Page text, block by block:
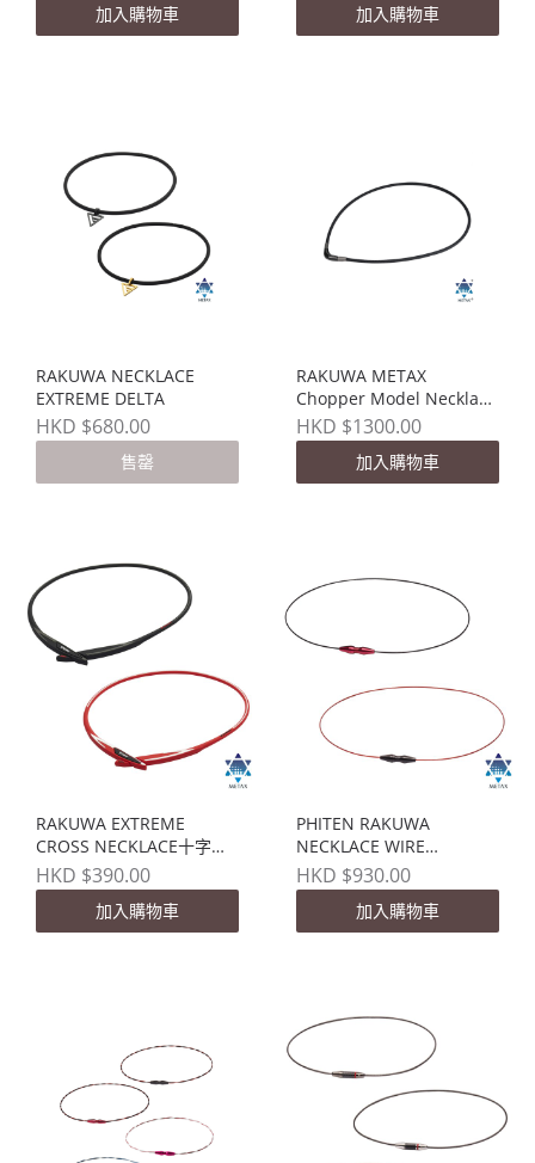
加入購物車 加入購物車
RAKUWA NECKLACE
EXTREME DELTA
HKD $680.00
售罄
RAKUWA METAX
Chopper Model Necklace
V字頸繩
HKD $1300.00
加入購物車
RAKUWA EXTREME
CROSS NECKLACE十字矽
膠頸帶
HKD $390.00
加入購物車
PHITEN RAKUWA
NECKLACE WIRE
EXTREME
HKD $930.00
加入購物車